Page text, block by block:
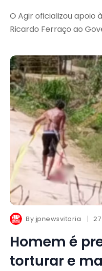
O Agir oficializou
Ricardo Ferraço ao
By jpnewsvitoria
Homem é
torturar e